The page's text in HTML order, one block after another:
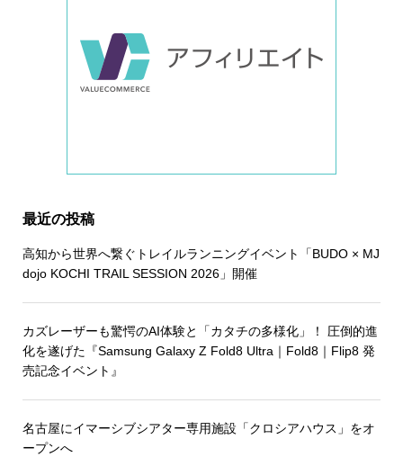
最近の投稿
高知から世界へ繋ぐトレイルランニングイベント「BUDO × MJ
dojo KOCHI TRAIL SESSION 2026」開催
カズレーザーも驚愕のAI体験と「カタチの多様化」！ 圧倒的進
化を遂げた『Samsung Galaxy Z Fold8 Ultra｜Fold8｜Flip8 発
売記念イベント』
名古屋にイマーシブシアター専用施設「クロシアハウス」をオ
ープンへ